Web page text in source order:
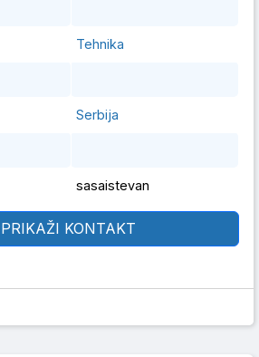
Tehnika
Serbija
sasaistevan
PRIKAŽI KONTAKT